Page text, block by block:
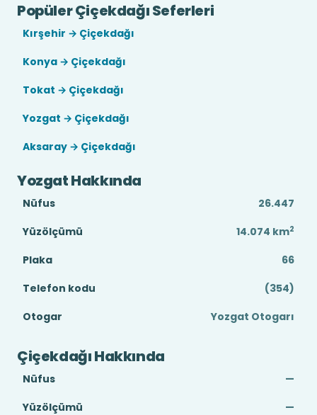
Popüler Çiçekdağı Seferleri
Kırşehir → Çiçekdağı
Konya → Çiçekdağı
Tokat → Çiçekdağı
Yozgat → Çiçekdağı
Aksaray → Çiçekdağı
Yozgat Hakkında
Nüfus
26.447
Yüzölçümü
14.074 km2
Plaka
66
Telefon kodu
(354)
Otogar
Yozgat Otogarı
Çiçekdağı Hakkında
Nüfus
—
Yüzölçümü
—